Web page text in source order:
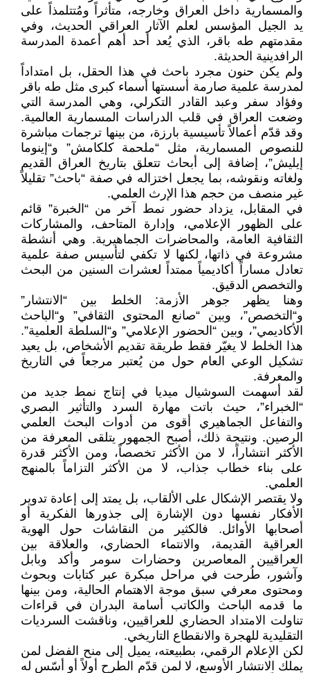
والمسمارية داخل العراق وخارجه، متأثراً ومُتتلمذاً على
يد الجيل المؤسس لعلم الآثار العراقي الحديث، وفي
مقدمتهم طه باقر، الذي يُعد أحد أهم أعمدة المدرسة
الرافدينية الحديثة.
ولم يكن حنون مجرد باحث في هذا الحقل، بل امتداداً
لمدرسة علمية صارمة أسستها أسماء كبرى مثل طه باقر
وفؤاد سفر وعبد القادر التكرلي، وهي المدرسة التي
وضعت العراق في قلب الدراسات المسمارية العالمية.
وقد قدّم أعمالاً تأسيسية بارزة، من بينها ترجمات مباشرة
للنصوص المسمارية، مثل “ملحمة كلكامش” و“إينوما
إيليش”، إضافة إلى أبحاث تتعلق بتاريخ العراق القديم
ولغاته ونقوشه، بما يجعل اختزاله في صفة “باحث” تقليلاً
غير منصف من حجم هذا الإرث العلمي.
في المقابل، يزداد حضور نمط آخر من “الخبرة” قائم
على الظهور الإعلامي، وإدارة المتاحف، والمشاركات
الثقافية العامة، والمحاضرات الجماهيرية. وهي أنشطة
مشروعة في ذاتها، لكنها لا تكفي لتأسيس صفة علمية
تعادل مساراً أكاديمياً ممتداً لعشرات السنين من البحث
والتخصص الدقيق.
وهنا يظهر جوهر الأزمة: الخلط بين “الانتشار”
و“التخصص”، وبين “صانع المحتوى الثقافي” و“الباحث
الأكاديمي”، وبين “الحضور الإعلامي” و“السلطة العلمية”.
هذا الخلط لا يغيّر فقط طريقة تقديم الأشخاص، بل يعيد
تشكيل الوعي العام حول من يُعتبر مرجعاً في التاريخ
والمعرفة.
لقد أسهمت السوشيال ميديا في إنتاج نمط جديد من
“الخبراء”، حيث باتت مهارة السرد والتأثير البصري
والتفاعل الجماهيري أقوى من أدوات البحث العلمي
الرصين. ونتيجة ذلك، أصبح الجمهور يتلقى المعرفة من
الأكثر انتشاراً، لا من الأكثر تخصصاً، ومن الأكثر قدرة
على بناء خطاب جذاب، لا من الأكثر التزاماً بالمنهج
العلمي.
ولا يقتصر الإشكال على الألقاب، بل يمتد إلى إعادة تدوير
الأفكار نفسها دون الإشارة إلى جذورها الفكرية أو
أصحابها الأوائل. فالكثير من النقاشات حول الهوية
العراقية القديمة، والانتماء الحضاري، والعلاقة بين
العراقيين المعاصرين وحضارات سومر وأكد وبابل
وآشور، طُرحت في مراحل مبكرة عبر كتابات وبحوث
ومحتوى معرفي سبق موجة الاهتمام الحالية، ومن بينها
ما قدمه الباحث والكاتب أسامة البدران في قراءات
تناولت الامتداد الحضاري للعراقيين، وناقشت السرديات
التقليدية للهجرة والانقطاع التاريخي.
لكن الإعلام الرقمي، بطبيعته، يميل إلى منح الفضل لمن
يملك الانتشار الأوسع، لا لمن قدّم الطرح أولاً أو أسّس له